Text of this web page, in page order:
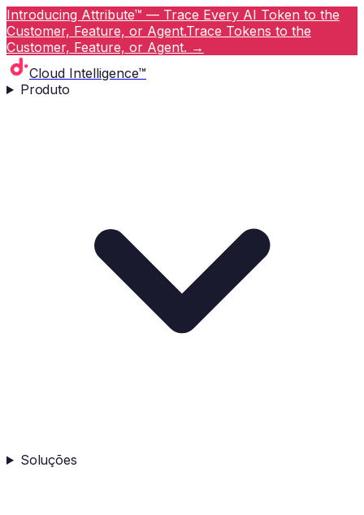
Introducing Attribute™ — Trace Every AI Token to the
Customer, Feature, or Agent.Trace Tokens to the
Customer, Feature, or Agent. →
Cloud Intelligence™
Produto
Soluções